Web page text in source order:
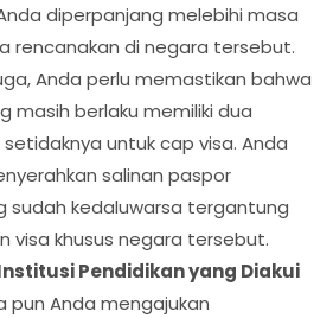
diperpanjang melebihi masa
rencanakan di negara tersebut.
Anda perlu memastikan bahwa
masih berlaku memiliki dua
untuk cap visa. Anda
salinan paspor
sudah kedaluwarsa tergantung
visa khusus negara tersebut.
Pendidikan yang Diakui
pun Anda mengajukan